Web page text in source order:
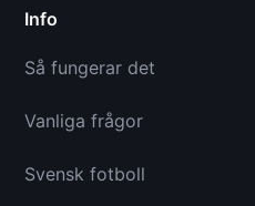
Info
Så fungerar det
Vanliga frågor
Svensk fotboll